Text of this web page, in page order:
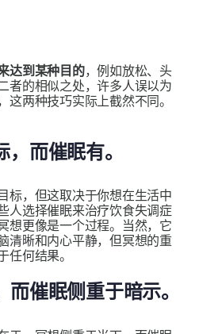
达到某种目的，例如放松、头
者的相似之处，许多人误以为
这两种技巧实际上截然不同。
而催眠有。
标，但这取决于你想在生活中
人选择催眠来治疗饮食失调症
想更像是一个过程。当然，它
清晰和内心平静，但冥想的重
任何结果。
催眠侧重于暗示。